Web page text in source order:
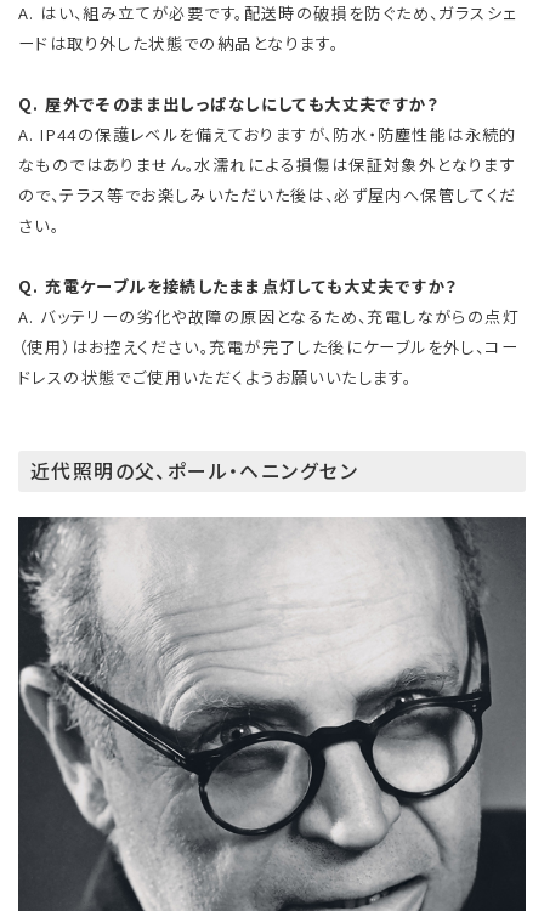
A. はい、組み立てが必要です。配送時の破損を防ぐため、ガラスシェ
ードは取り外した状態での納品となります。
Q. 屋外でそのまま出しっぱなしにしても大丈夫ですか？
A. IP44の保護レベルを備えておりますが、防水・防塵性能は永続的
なものではありません。水濡れによる損傷は保証対象外となります
ので、テラス等でお楽しみいただいた後は、必ず屋内へ保管してくだ
さい。
Q. 充電ケーブルを接続したまま点灯しても大丈夫ですか？
A. バッテリーの劣化や故障の原因となるため、充電しながらの点灯
（使用）はお控えください。充電が完了した後にケーブルを外し、コー
ドレスの状態でご使用いただくようお願いいたします。
近代照明の父、ポール・ヘニングセン